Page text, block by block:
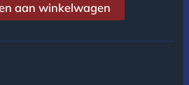
aan winkelwagen